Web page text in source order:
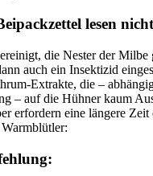
lesen
die Nester der Milbe
auch ein Insektizid
Extrakte, die –
– auf die Hühner kaum
erfordern eine längere